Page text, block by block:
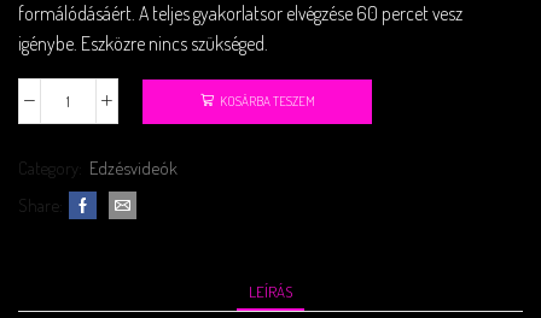
formálódásáért. A teljes gyakorlatsor elvégzése 60 percet vesz
igénybe. Eszközre nincs szükséged.
KOSÁRBA TESZEM
Category: Edzésvideók
Share:
LEÍRÁS